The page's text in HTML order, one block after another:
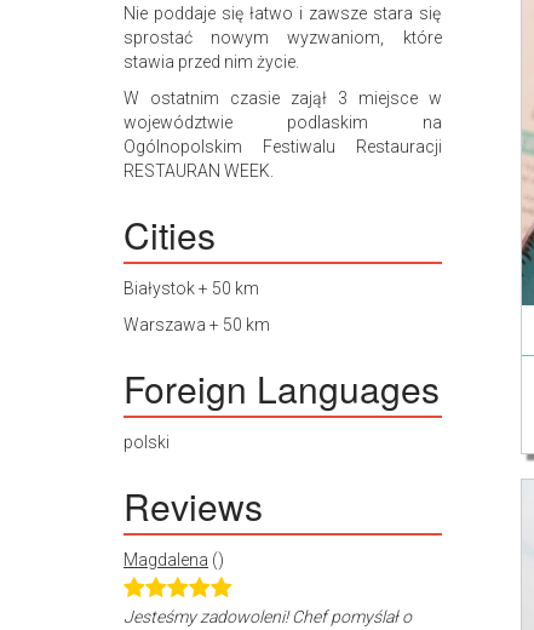
Nie poddaje się łatwo i zawsze stara się
sprostać nowym wyzwaniom, które
stawia przed nim życie.
W ostatnim czasie zajął 3 miejsce w
województwie podlaskim na
Ogólnopolskim Festiwalu Restauracji
RESTAURAN WEEK.
Cities
Białystok + 50 km
Warszawa + 50 km
Foreign Languages
polski
Reviews
Magdalena ()
Jesteśmy zadowoleni! Chef pomyślał o